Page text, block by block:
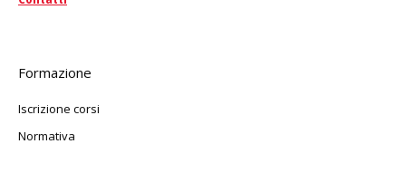
Formazione
Iscrizione corsi
Normativa